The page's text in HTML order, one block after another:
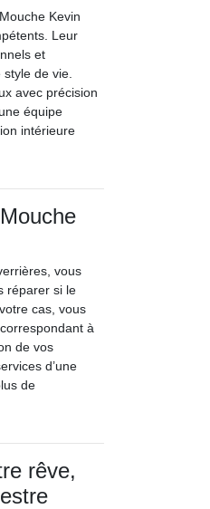
Kevin
Leur
et
de vie.
avec précision
équipe
intérieure
vous
réparer si le
cas, vous
à
de vos
d’une
de
rêve,